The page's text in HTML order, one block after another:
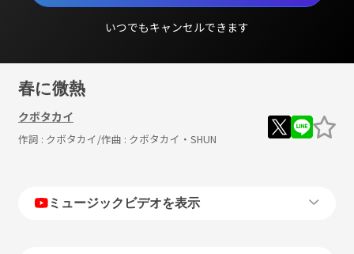
いつでもキャンセルできます
春に微熱
クボタカイ
作詞 : クボタカイ/作曲 : クボタカイ・SHUN
ミュージックビデオを表示